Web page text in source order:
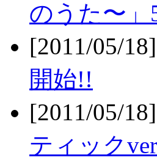
のうた〜」
[2011/05/
開始!!
[2011/05/
ティック